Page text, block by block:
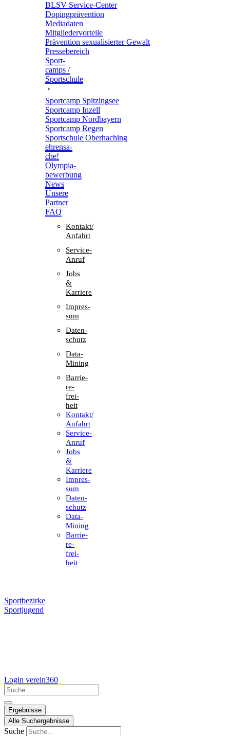
BLSV Service-Center
Doping­prä­ven­tion
Media­da­ten
Mitglie­der­vor­teile
Präven­tion sexua­li­sier­ter Gewalt
Pres­se­be­reich
Sport­
camps /
Sportschule
Sport­camp Spitzingsee
Sport­camp Inzell
Sport­camp Nordbayern
Sport­camp Regen
Sport­schule Oberhaching
ehren­sa­
che!
Olym­pia­
be­wer­bung
News
Unsere
Part­ner
FAQ
Kontakt/​​
Anfahrt
Service-
Anruf
Jobs
&
Karriere
Impres­
sum
Daten­
schutz
Data-
Mining
Barrie­
re­
frei­
heit
Kontakt/​​
Anfahrt
Service-
Anruf
Jobs
&
Karriere
Impres­
sum
Daten­
schutz
Data-
Mining
Barrie­
re­
frei­
heit
Sportbezirke
Sportjugend
Login verein360
Search
...
Ergebnisse
Alle Suchergebnisse
Suche